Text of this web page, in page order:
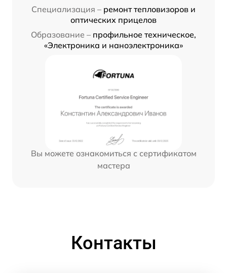
Специализация – ремонт тепловизоров и
оптических прицелов
Образование – профильное техническое,
«Электроника и наноэлектроника»
Вы можете ознакомиться с сертификатом
мастера
Контакты